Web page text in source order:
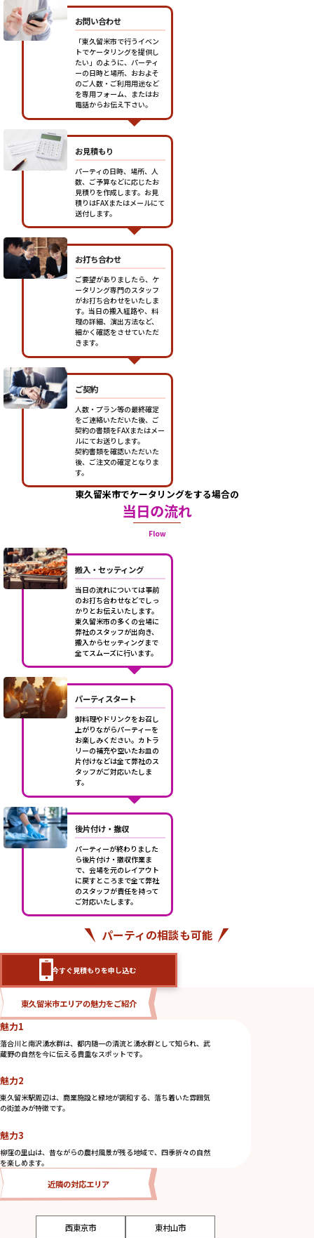
お問い合わせ
「東久留米市で行うイベン
トでケータリングを提供し
たい」のように、パーティ
ーの日時と場所、おおよそ
のご人数・ご利用用途など
を専用フォーム、またはお
電話からお伝え下さい。
お見積もり
パーティの日時、場所、人
数、ご予算などに応じたお
見積りを作成します。お見
積りはFAXまたはメールにて
送付します。
お打ち合わせ
ご要望がありましたら、ケ
ータリング専門のスタッフ
がお打ち合わせをいたしま
す。当日の搬入経路や、料
理の詳細、演出方法など、
細かく確認をさせていただ
きます。
ご契約
人数・プラン等の最終確定
をご連絡いただいた後、ご
契約の書類をFAXまたはメー
ルにてお送りします。
契約書類を確認いただいた
後、ご注文の確定となりま
す。
東久留米市でケータリングをする場合の
当日の流れ
Flow
搬入・セッティング
当日の流れについては事前
のお打ち合わせなどでしっ
かりとお伝えいたします。
東久留米市の多くの会場に
弊社のスタッフが出向き、
搬入からセッティングまで
全てスムーズに行います。
パーティスタート
御料理やドリンクをお召し
上がりながらパーティーを
お楽しみください。カトラ
リーの補充や空いたお皿の
片付けなどは全て弊社のス
タッフがご対応いたしま
す。
後片付け・撤収
パーティーが終わりました
ら後片付け・撤収作業ま
で、会場を元のレイアウト
に戻すところまで全て弊社
のスタッフが責任を持って
ご対応いたします。
パーティの相談も可能
今すぐ見積もりを申し込む
東久留米市エリアの魅力をご紹介
魅力1
落合川と南沢湧水群は、都内随一の清流と湧水群として知られ、武
蔵野の自然を今に伝える貴重なスポットです。
魅力2
東久留米駅周辺は、商業施設と緑地が調和する、落ち着いた雰囲気
の街並みが特徴です。
魅力3
柳窪の里山は、昔ながらの農村風景が残る地域で、四季折々の自然
を楽しめます。
近隣の対応エリア
西東京市 東村山市